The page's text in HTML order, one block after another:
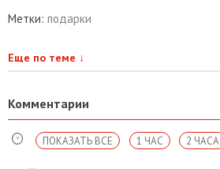
Метки: подарки
Еще по теме ↓
Комментарии
2 ЧАСА
1 ЧАС
ПОКАЗАТЬ ВСЕ